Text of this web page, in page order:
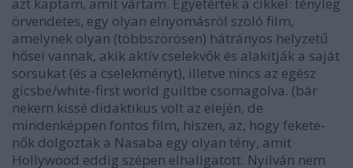
örvendetes, egy olyan elnyomásról szoló film,
amelynek olyan (többszörösen) hátrányos helyzetű
hősei vannak, akik aktív cselekvők és alakítják a saját
sorsukat (és a cselekményt), illetve nincs az egész
gicsbe/white-first world guiltbe csomagolva. (bár
nekem kissé didaktikus volt az elején, de
mindenképpen fontos film, hiszen, az, hogy fekete-
nők dolgoztak a Nasaba egy olyan tény, amit
Hollywood eddig szépen elhallgatott. Nyilván nem